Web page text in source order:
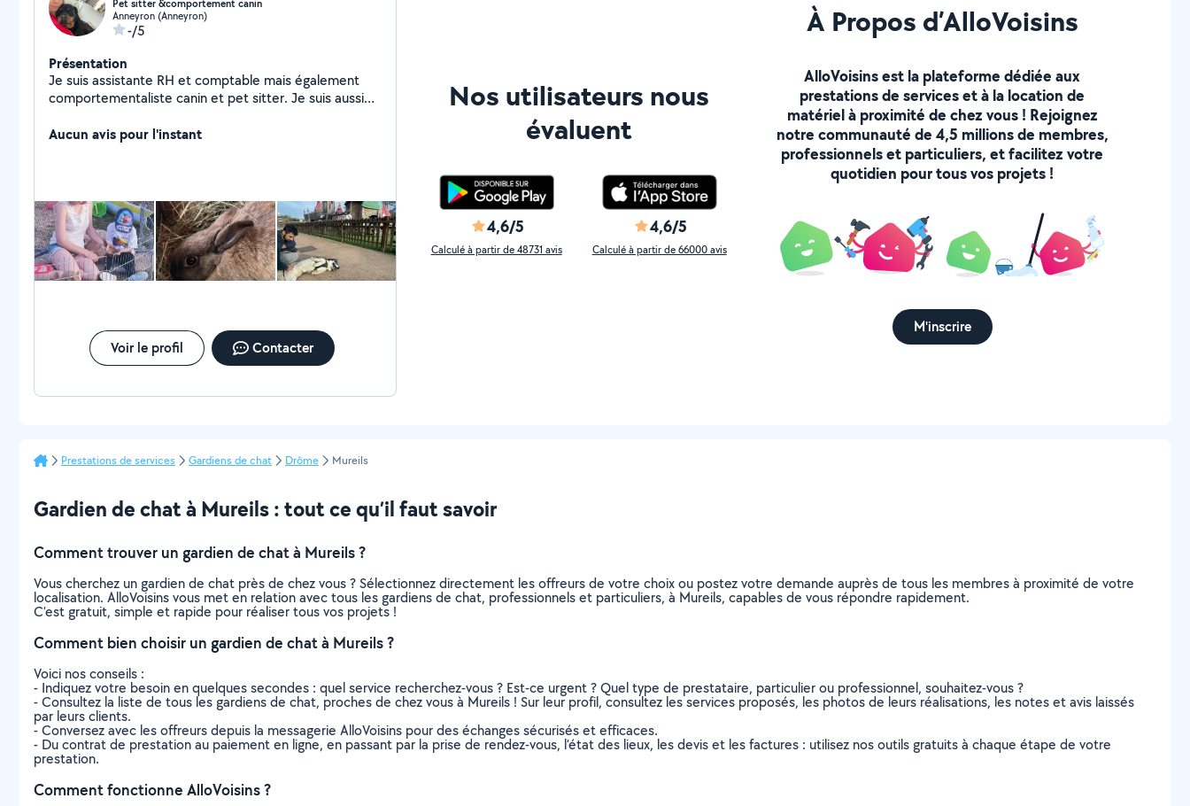
Pet sitter &comportement canin
Anneyron (Anneyron)
-/5
Présentation
Je suis assistante RH et comptable mais également
comportementaliste canin et pet sitter. Je suis aussi
aider
Aucun avis pour l'instant
Voir le profil Contacter
Nos utilisateurs nous
évaluent
4,6/5
Calculé à partir de 48731 avis
4,6/5
Calculé à partir de 66000 avis
À Propos d’AlloVoisins
AlloVoisins est la plateforme dédiée aux
prestations de services et à la location de
matériel à proximité de chez vous ! Rejoignez
notre communauté de 4,5 millions de membres,
professionnels et particuliers, et facilitez votre
quotidien pour tous vos projets !
M'inscrire
Prestations de services Gardiens de chat Drôme Mureils
Gardien de chat à Mureils : tout ce qu’il faut savoir
Comment trouver un gardien de chat à Mureils ?
Vous cherchez un gardien de chat près de chez vous ? Sélectionnez directement les offreurs de votre choix ou postez votre demande auprès de tous les membres à proximité de votre
localisation. AlloVoisins vous met en relation avec tous les gardiens de chat, professionnels et particuliers, à Mureils, capables de vous répondre rapidement.
C’est gratuit, simple et rapide pour réaliser tous vos projets !
Comment bien choisir un gardien de chat à Mureils ?
Voici nos conseils :
- Indiquez votre besoin en quelques secondes : quel service recherchez-vous ? Est-ce urgent ? Quel type de prestataire, particulier ou professionnel, souhaitez-vous ?
- Consultez la liste de tous les gardiens de chat, proches de chez vous à Mureils ! Sur leur profil, consultez les services proposés, les photos de leurs réalisations, les notes et avis laissés
par leurs clients.
- Conversez avec les offreurs depuis la messagerie AlloVoisins pour des échanges sécurisés et efficaces.
- Du contrat de prestation au paiement en ligne, en passant par la prise de rendez-vous, l’état des lieux, les devis et les factures : utilisez nos outils gratuits à chaque étape de votre
prestation.
Comment fonctionne AlloVoisins ?